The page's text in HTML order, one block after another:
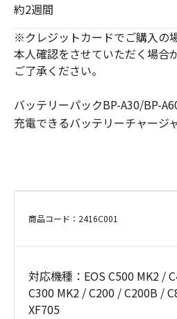
約2週間
※クレジットカードでご購入の
本人確認をさせていただく場合
ご了承ください。
バッテリーパックBP-A30/BP-
充電できるバッテリーチャージ
商品コード：2416C001
対応機種：EOS C500 MK2 /
C300 MK2 / C200 / C200B /
XF705